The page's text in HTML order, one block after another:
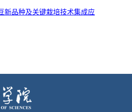
新品种及关键栽培技术集成应